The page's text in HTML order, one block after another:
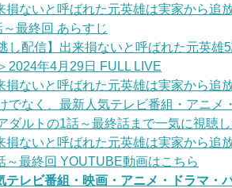
損ないと呼ばれた元英雄は実家から追
～最終回 あらすじ
し配信】出来損ないと呼ばれた元英
2024年4月29日 FULL LIVE
損ないと呼ばれた元英雄は実家から追
でなく、最新人気テレビ番組・アニメ
ダルトの1話～最終話まで一気に視聴
損ないと呼ばれた元英雄は実家から追
～最終回 YOUTUBE動画はこちら
テレビ番組・映画・アニメ・ドラマ・